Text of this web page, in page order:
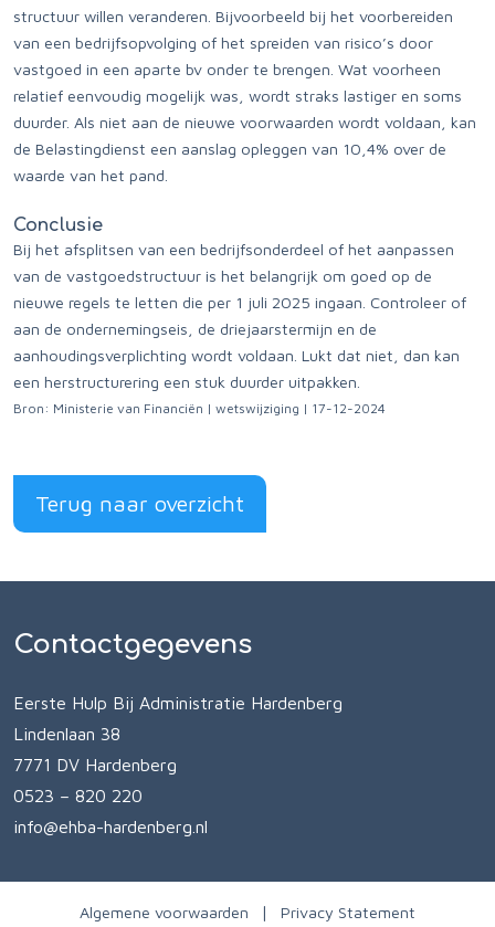
structuur willen veranderen. Bijvoorbeeld bij het voorbereiden
van een bedrijfsopvolging of het spreiden van risico’s door
vastgoed in een aparte bv onder te brengen. Wat voorheen
relatief eenvoudig mogelijk was, wordt straks lastiger en soms
duurder. Als niet aan de nieuwe voorwaarden wordt voldaan, kan
de Belastingdienst een aanslag opleggen van 10,4% over de
waarde van het pand.
Conclusie
Bij het afsplitsen van een bedrijfsonderdeel of het aanpassen
van de vastgoedstructuur is het belangrijk om goed op de
nieuwe regels te letten die per 1 juli 2025 ingaan. Controleer of
aan de ondernemingseis, de driejaarstermijn en de
aanhoudingsverplichting wordt voldaan. Lukt dat niet, dan kan
een herstructurering een stuk duurder uitpakken.
Bron: Ministerie van Financiën | wetswijziging | 17-12-2024
Terug naar overzicht
Contactgegevens
Eerste Hulp Bij Administratie Hardenberg
Lindenlaan 38
7771 DV Hardenberg
0523 – 820 220
info@ehba-hardenberg.nl
Algemene voorwaarden Privacy Statement